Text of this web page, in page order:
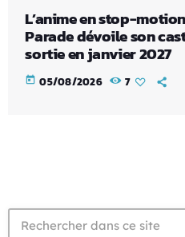
L’anime en stop-
Parade dévoile son
sortie en janvier 2027
today 05/08/2026 7